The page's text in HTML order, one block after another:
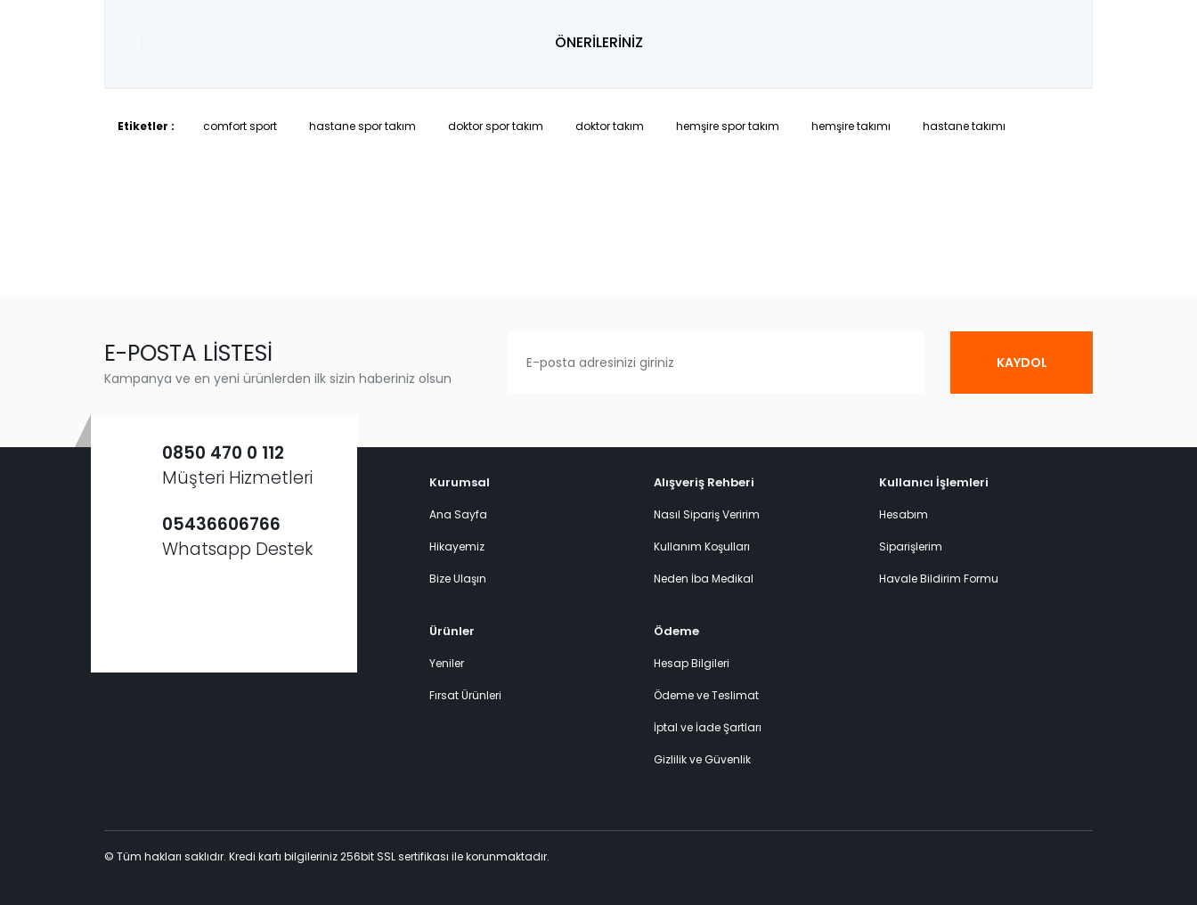
ÖNERİLERİNİZ
Etiketler : comfort sport hastane spor takım doktor spor takım doktor takım hemşire spor takım hemşire takımı hastane takımı
E-POSTA LİSTESİ
Kampanya ve en yeni ürünlerden ilk sizin haberiniz olsun
KAYDOL
0850 470 0 112
Müşteri Hizmetleri
05436606766
Whatsapp Destek
Kurumsal
Ana Sayfa
Hikayemiz
Bize Ulaşın
Alışveriş Rehberi
Nasıl Sipariş Veririm
Kullanım Koşulları
Neden İba Medikal
Ürünler
Yeniler
Fırsat Ürünleri
Ödeme
Hesap Bilgileri
Ödeme ve Teslimat
İptal ve İade Şartları
Gizlilik ve Güvenlik
Kullanıcı İşlemleri
Hesabım
Siparişlerim
Havale Bildirim Formu
© Tüm hakları saklıdır. Kredi kartı bilgileriniz 256bit SSL sertifikası ile korunmaktadır.